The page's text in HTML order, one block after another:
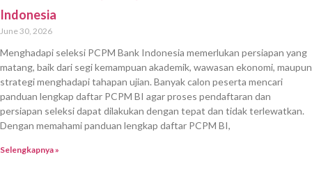
Indonesia
June 30, 2026
Menghadapi seleksi PCPM Bank Indonesia memerlukan persiapan yang
matang, baik dari segi kemampuan akademik, wawasan ekonomi, maupun
strategi menghadapi tahapan ujian. Banyak calon peserta mencari
panduan lengkap daftar PCPM BI agar proses pendaftaran dan
persiapan seleksi dapat dilakukan dengan tepat dan tidak terlewatkan.
Dengan memahami panduan lengkap daftar PCPM BI,
Selengkapnya »